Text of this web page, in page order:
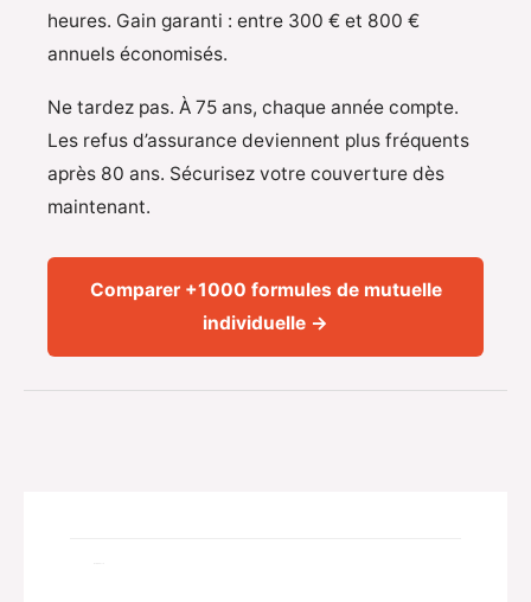
heures. Gain garanti : entre 300 € et 800 €
annuels économisés.
Ne tardez pas. À 75 ans, chaque année compte.
Les refus d’assurance deviennent plus fréquents
après 80 ans. Sécurisez votre couverture dès
maintenant.
Comparer +1000 formules de mutuelle
individuelle →